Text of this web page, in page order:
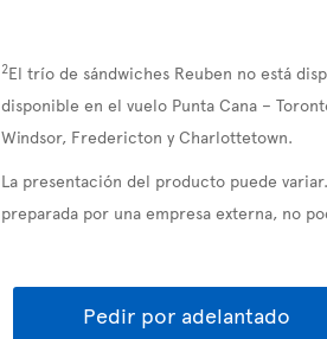
2El trío de sándwiches Reuben no está
disponible en el vuelo Punta Cana –
Windsor, Fredericton y Charlottetown.
La presentación del producto puede
preparada por una empresa externa, no
Pedir por adelantado